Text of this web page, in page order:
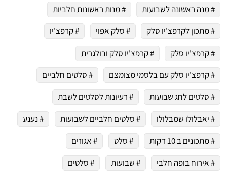
# מנה ראשונה לשבועות
# מנות ראשונות חלביות
# מתכון לקרפצ'יו סלק
# סלק אפוי
# קרפצ'יו
# קרפצ'יו סלק
# קרפצ'יו סלק ובולגרית
# קרפצ'יו סלק עם בלסמי מצומצם
# סלטים חלביים
# סלטים לחג שבועות
# רעיונות לסלטים לשבת
# יאבלולו שמבלולו
# סלטים חלביים לשבועות
# נענע
# מתכונים ב 10 דקות
# סלט
# אגוזים
# אירוח בופה חלבי
# שבועות # סלטים